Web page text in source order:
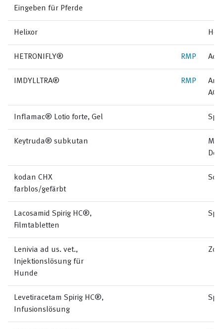
Eingeben für Pferde
Helixor
HETRONIFLY® RMP
IMDYLLTRA® RMP
AG
Inflamac® Lotio forte, Gel
Keytruda® subkutan
kodan CHX
farblos/gefärbt
Lacosamid Spirig HC®,
Filmtabletten
Lenivia ad us. vet.,
Injektionslösung für
Hunde
Levetiracetam Spirig HC®,
Infusionslösung